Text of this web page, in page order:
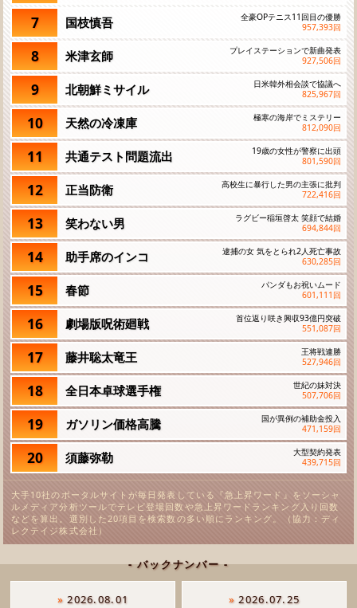
7 国枝慎吾
全豪OPテニス11回目の優勝
957,393回
8 米津玄師
プレイステーションで新曲発表
927,506回
9 北朝鮮ミサイル
日米韓外相会談で協議へ
825,967回
10 天然の冷凍庫
極寒の海岸でミステリー
812,090回
11 共通テスト問題流出
19歳の女性が警察に出頭
801,590回
12 正当防衛
高校生に暴行した男の主張に批判
722,416回
13 笑わない男
ラグビー稲垣啓太 笑顔で結婚
694,844回
14 助手席のインコ
逮捕の女 気をとられ2人死亡事故
630,285回
15 春節
パンダもお祝いムード
601,111 回
16 劇場版呪術廻戦
首位返り咲き興収93億円突破
551,087回
17 藤井聡太竜王
王将戦連勝
527,946回
18 全日本卓球選手権
世紀の妹対決
507,706回
19 ガソリン価格高騰
国が異例の補助金投入
471,159回
20 須藤弥勒
大型契約発表
439,715回
大手10社のポータルサイトが毎日発表している『急上昇ワード』をソーシャ
ルメディア分析ツールでテレビ登場回数や急上昇ワードランキング入り回数
などを算出。選別した20項目を検索数の多い順にランキング。（協力：ディ
レクテイジ株式会社）
- バックナンバー -
» 2026.08.01 » 2026.07.25